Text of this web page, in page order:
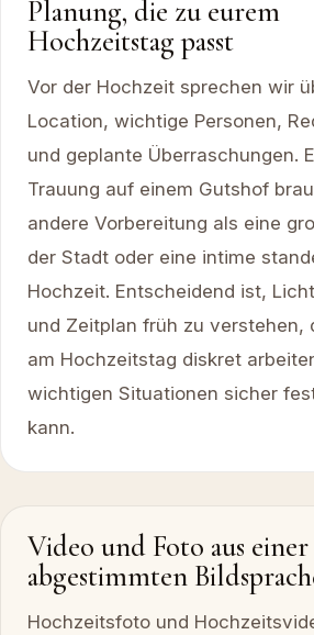
Planung, die zu eurem
Hochzeitstag passt
Vor der Hochzeit sprechen wir
Location, wichtige Personen,
und geplante Überraschungen.
Trauung auf einem Gutshof
andere Vorbereitung als eine
der Stadt oder eine intime
Hochzeit. Entscheidend ist,
und Zeitplan früh zu verstehen,
am Hochzeitstag diskret
wichtigen Situationen sicher
kann.
Video und Foto aus einer
abgestimmten
Hochzeitsfoto und